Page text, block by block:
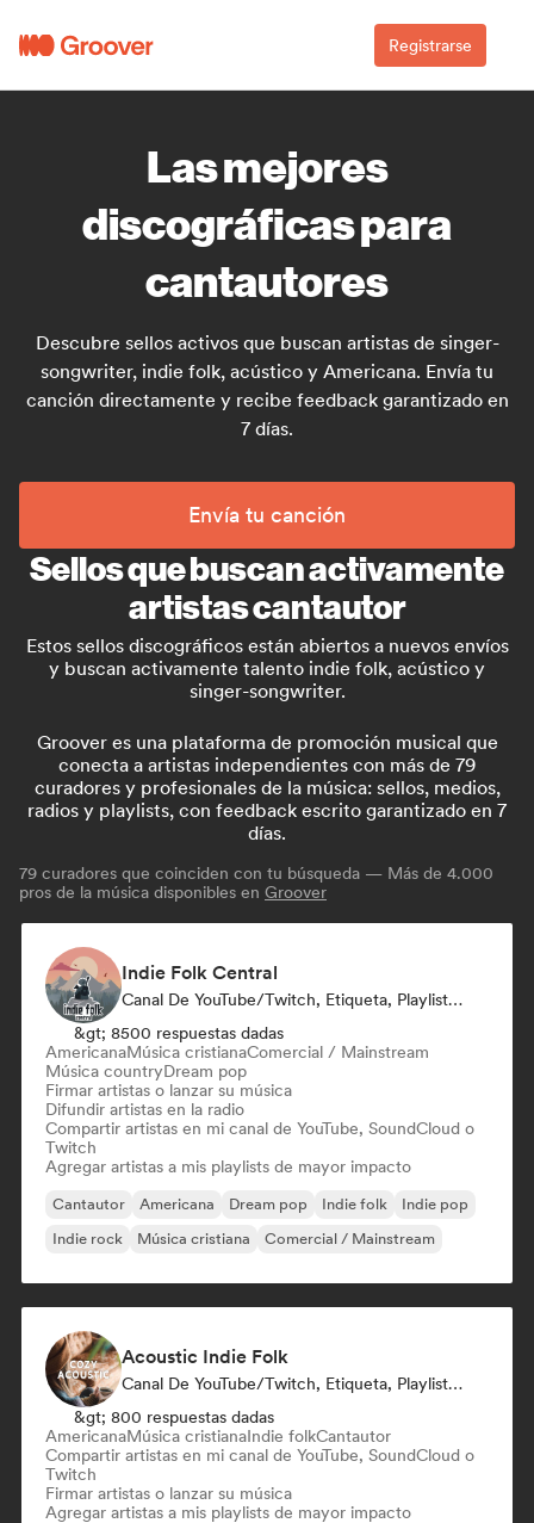
Registrarse
Las mejores
discográficas para
cantautores
Descubre sellos activos que buscan artistas de singer-
songwriter, indie folk, acústico y Americana. Envía tu
canción directamente y recibe feedback garantizado en
7 días.
Envía tu canción
Sellos que buscan activamente
artistas cantautor
Estos sellos discográficos están abiertos a nuevos envíos
y buscan activamente talento indie folk, acústico y
singer-songwriter.
Groover es una plataforma de promoción musical que
conecta a artistas independientes con más de 79
curadores y profesionales de la música: sellos, medios,
radios y playlists, con feedback escrito garantizado en 7
días.
79 curadores que coinciden con tu búsqueda — Más de 4.000
pros de la música disponibles en Groover
Indie Folk Central
Canal De YouTube/Twitch, Etiqueta, Playlist Curator, Emisoras De Radio
&gt; 8500 respuestas dadas
AmericanaMúsica cristianaComercial / Mainstream
Música countryDream pop
Firmar artistas o lanzar su música
Difundir artistas en la radio
Compartir artistas en mi canal de YouTube, SoundCloud o
Twitch
Agregar artistas a mis playlists de mayor impacto
Cantautor Americana Dream pop Indie folk
Indie pop
Indie rock
Música cristiana Comercial / Mainstream
Acoustic Indie Folk
Canal De YouTube/Twitch, Etiqueta, Playlist Curator
&gt; 800 respuestas dadas
AmericanaMúsica cristianaIndie folkCantautor
Compartir artistas en mi canal de YouTube, SoundCloud o
Twitch
Firmar artistas o lanzar su música
Agregar artistas a mis playlists de mayor impacto